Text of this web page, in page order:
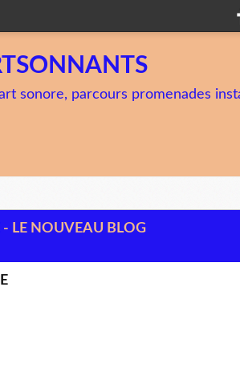
sonore, parcours promenades
LE NOUVEAU BLOG